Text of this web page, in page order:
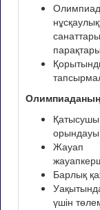
Қатысушы
орындауы
Жауап
Барлық
үшін